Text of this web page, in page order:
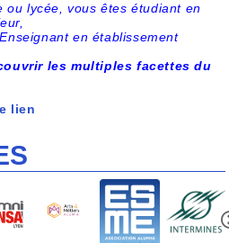
ou lycée, vous êtes étudiant en
en établissement
les multiples facettes du
lien